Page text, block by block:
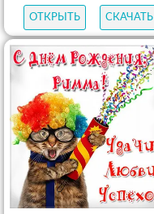
ОТКРЫТЬ СКАЧАТЬ